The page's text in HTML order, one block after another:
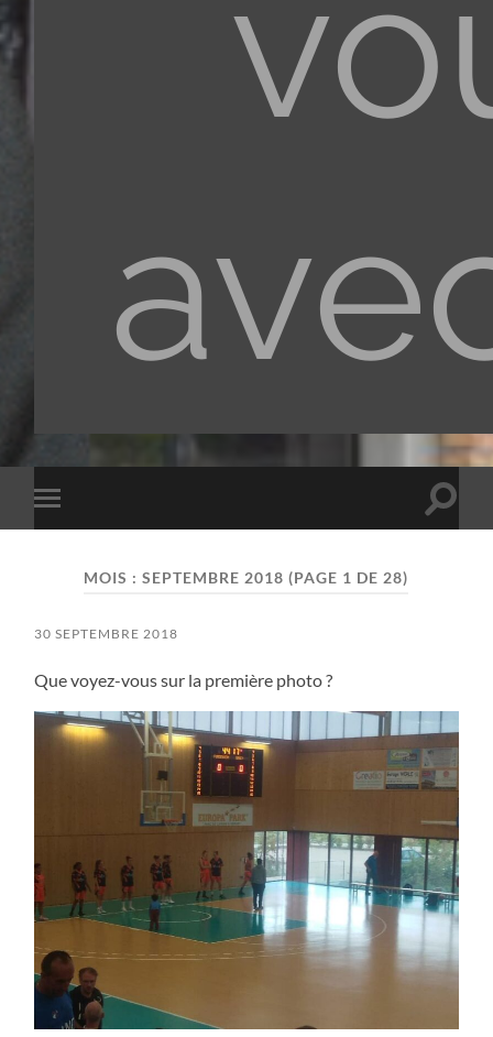
Toggle
mobile
Toggle
MOIS :SEPTEMBRE 2018 (PAGE 1 DE 28)
30 SEPTEMBRE 2018
Que voyez-vous sur la première photo ?